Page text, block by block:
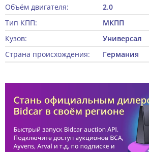
Объём двигателя:
2.0
Тип КПП:
МКПП
Кузов:
Универсал
Страна происхождения:
Германия